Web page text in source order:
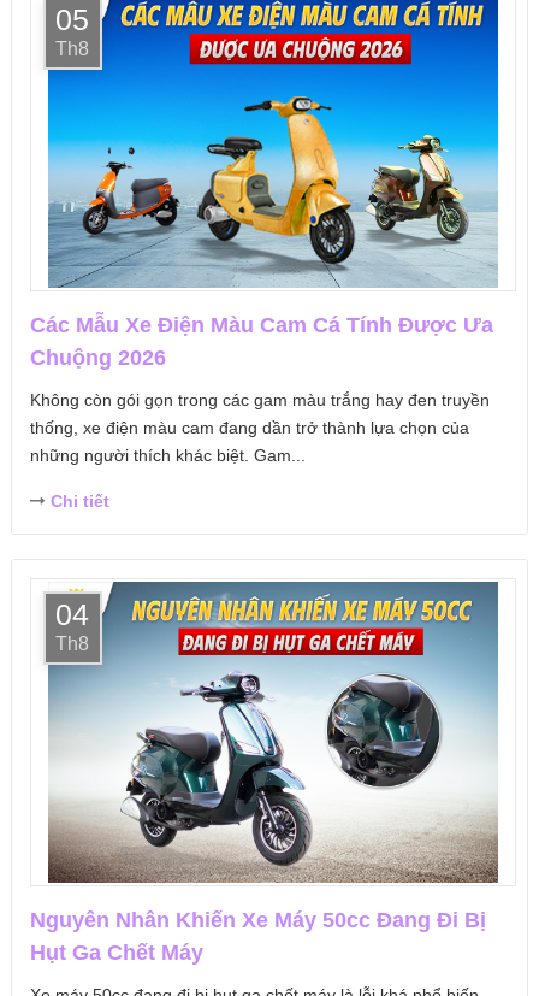
05
Th8
Các Mẫu Xe Điện Màu Cam Cá Tính Được Ưa
Chuộng 2026
Không còn gói gọn trong các gam màu trắng hay đen truyền
thống, xe điện màu cam đang dần trở thành lựa chọn của
những người thích khác biệt. Gam...
Chi tiết
04
Th8
Nguyên Nhân Khiến Xe Máy 50cc Đang Đi Bị
Hụt Ga Chết Máy